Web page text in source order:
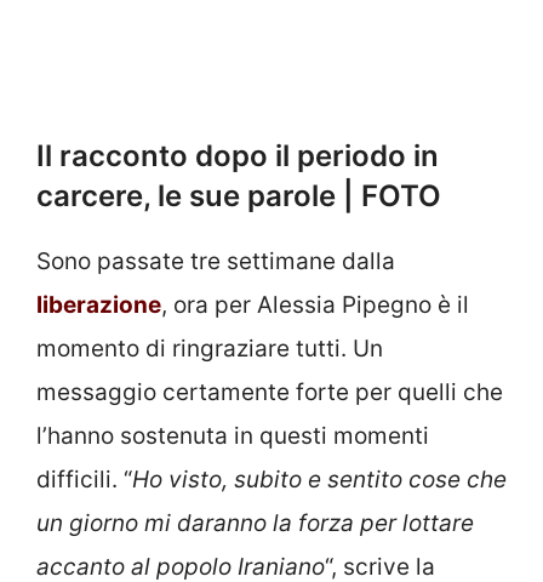
Il racconto dopo il periodo in
carcere, le sue parole | FOTO
Sono passate tre settimane dalla
liberazione, ora per Alessia Pipegno è il
momento di ringraziare tutti. Un
messaggio certamente forte per quelli che
l’hanno sostenuta in questi momenti
difficili. “Ho visto, subito e sentito cose che
un giorno mi daranno la forza per lottare
accanto al popolo Iraniano“, scrive la